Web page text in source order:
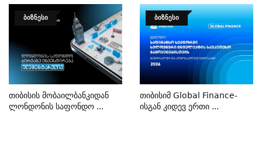
ᲑᲘᲖᲜᲔᲡᲘ
Თიბისის Მობაილბანკიდან
Ლონდონის Საფონდო ...
ᲑᲘᲖᲜᲔᲡᲘ
Თიბისიმ Global Finance-
Ისგან Კიდევ Ერთი ...